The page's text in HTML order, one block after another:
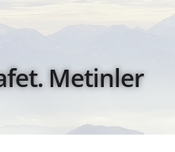
Metinler